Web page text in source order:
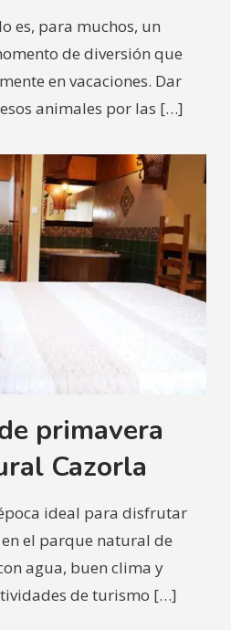
es, para muchos, un
de diversión que
en vacaciones. Dar
animales por las […]
primavera
Cazorla
ideal para disfrutar
el parque natural de
agua, buen clima y
de turismo […]